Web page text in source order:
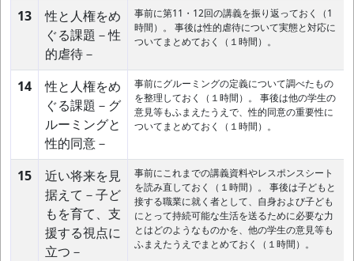
13
性と人権をめ
ぐる課題－性
的虐待－
事前に第11・12回の講義を振り返っておく（1
時間）。 事後は性的虐待について実態と対応に
ついてまとめておく（１時間）。
14
性と人権をめ
ぐる課題－グ
ルーミングと
性的同意－
事前にグルーミングの定義について調べたもの
を整理しておく（１時間）。 事後は他の学生の
意見等もふまえたうえで、性的同意の重要性に
ついてまとめておく（１時間）。
15
近い将来を見
据えて－子ど
もを育て、支
援する視点に
立つ－
事前にこれまでの講義資料やレスポンスシート
を読み直しておく（１時間）。 事後は子どもと
接する職業に就く者として、自身および子ども
にとって持続可能な生活を送るために必要な力
とはどのようなものかを、他の学生の意見等も
ふまえたうえでまとめておく（１時間）。